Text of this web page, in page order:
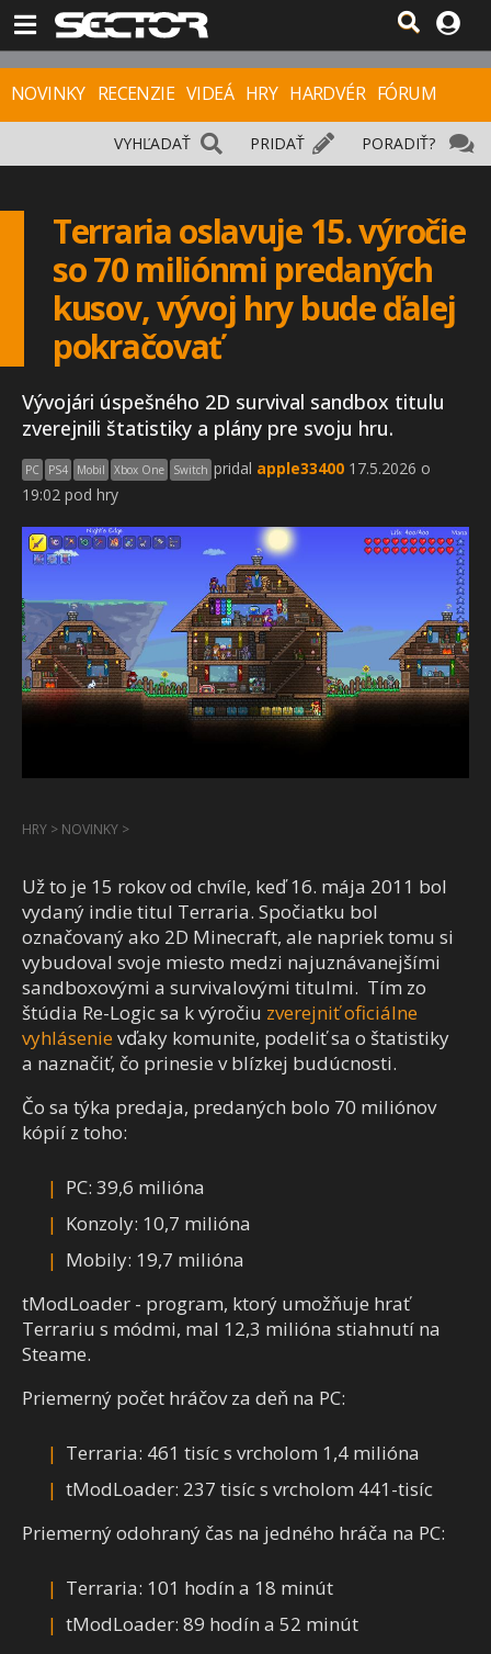
NOVINKY RECENZIE VIDEÁ HRY HARDVÉR FÓRUM
PORADIŤ?
PRIDAŤ
VYHĽADAŤ
Terraria oslavuje 15. výročie
so 70 miliónmi predaných
kusov, vývoj hry bude ďalej
pokračovať
Vývojári úspešného 2D survival sandbox titulu
zverejnili štatistiky a plány pre svoju hru.
PC PS4 Mobil Xbox One Switch pridal apple33400 17.5.2026 o
19:02 pod hry
HRY > NOVINKY >
Už to je 15 rokov od chvíle, keď 16. mája 2011 bol
vydaný indie titul Terraria. Spočiatku bol
označovaný ako 2D Minecraft, ale napriek tomu si
vybudoval svoje miesto medzi najuznávanejšími
sandboxovými a survivalovými titulmi. Tím zo
štúdia Re-Logic sa k výročiu zverejniť oficiálne
vyhlásenie vďaky komunite, podeliť sa o štatistiky
a naznačiť, čo prinesie v blízkej budúcnosti.
Čo sa týka predaja, predaných bolo 70 miliónov
kópií z toho:
PC: 39,6 milióna
Konzoly: 10,7 milióna
Mobily: 19,7 milióna
tModLoader - program, ktorý umožňuje hrať
Terrariu s módmi, mal 12,3 milióna stiahnutí na
Steame.
Priemerný počet hráčov za deň na PC:
Terraria: 461 tisíc s vrcholom 1,4 milióna
tModLoader: 237 tisíc s vrcholom 441-tisíc
Priemerný odohraný čas na jedného hráča na PC:
Terraria: 101 hodín a 18 minút
tModLoader: 89 hodín a 52 minút